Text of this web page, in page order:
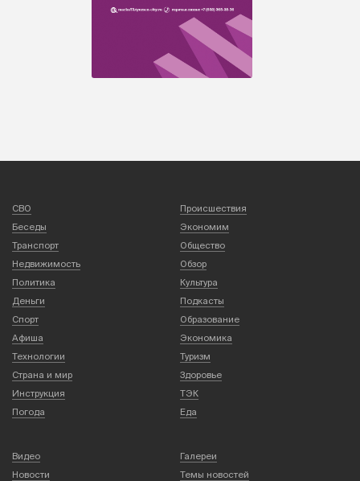
СВО
Происшествия
Беседы
Экономим
Транспорт
Общество
Недвижимость
Обзор
Политика
Культура
Деньги
Подкасты
Спорт
Образование
Афиша
Экономика
Технологии
Туризм
Страна и мир
Здоровье
Инструкция
ТЭК
Погода
Еда
Видео
Галереи
Новости
Темы новостей